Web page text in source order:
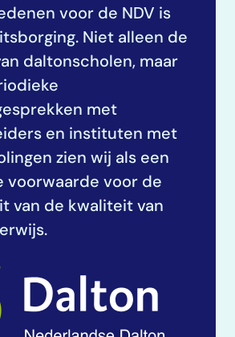
voor de NDV is
Niet alleen de
daltonscholen, maar
met
en instituten met
zien wij als een
voorwaarde voor de
van de kwaliteit van